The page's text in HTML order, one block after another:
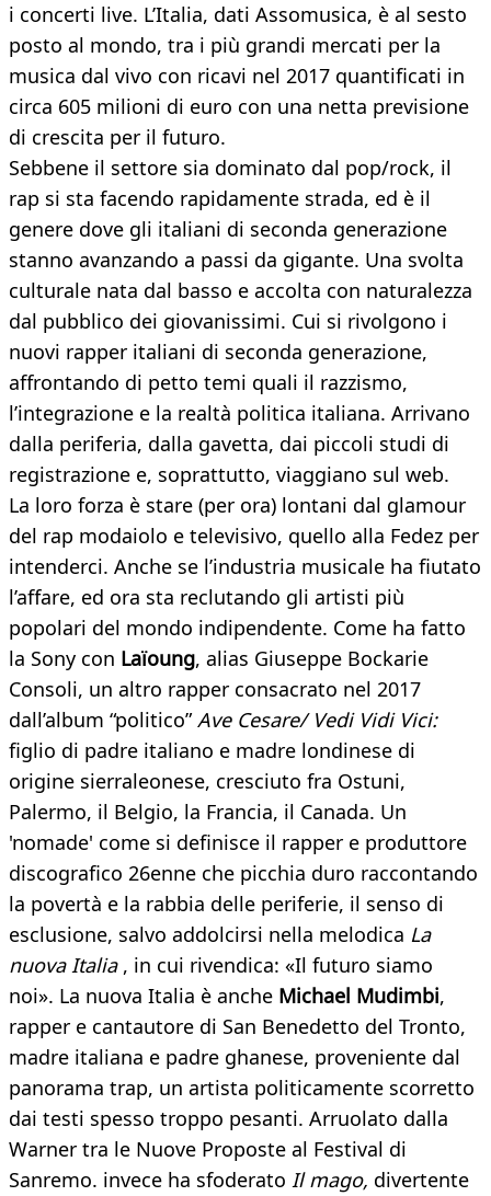
i concerti live. L’Italia, dati Assomusica, è al sesto
posto al mondo, tra i più grandi mercati per la
musica dal vivo con ricavi nel 2017 quantificati in
circa 605 milioni di euro con una netta previsione
di crescita per il futuro.
Sebbene il settore sia dominato dal pop/rock, il
rap si sta facendo rapidamente strada, ed è il
genere dove gli italiani di seconda generazione
stanno avanzando a passi da gigante. Una svolta
culturale nata dal basso e accolta con naturalezza
dal pubblico dei giovanissimi. Cui si rivolgono i
nuovi rapper italiani di seconda generazione,
affrontando di petto temi quali il razzismo,
l’integrazione e la realtà politica italiana. Arrivano
dalla periferia, dalla gavetta, dai piccoli studi di
registrazione e, soprattutto, viaggiano sul web.
La loro forza è stare (per ora) lontani dal glamour
del rap modaiolo e televisivo, quello alla Fedez per
intenderci. Anche se l’industria musicale ha fiutato
l’affare, ed ora sta reclutando gli artisti più
popolari del mondo indipendente. Come ha fatto
la Sony con Laïoung, alias Giuseppe Bockarie
Consoli, un altro rapper consacrato nel 2017
dall’album “politico”Ave Cesare/ Vedi Vidi Vici:
figlio di padre italiano e madre londinese di
origine sierraleonese, cresciuto fra Ostuni,
Palermo, il Belgio, la Francia, il Canada. Un
'nomade' come si definisce il rapper e produttore
discografico 26enne che picchia duro raccontando
la povertà e la rabbia delle periferie, il senso di
esclusione, salvo addolcirsi nella melodica La
nuova Italia, in cui rivendica: «Il futuro siamo
noi». La nuova Italia è anche Michael Mudimbi,
rapper e cantautore di San Benedetto del Tronto,
madre italiana e padre ghanese, proveniente dal
panorama trap, un artista politicamente scorretto
dai testi spesso troppo pesanti. Arruolato dalla
Warner tra le Nuove Proposte al Festival di
Sanremo. invece ha sfoderato Il mago, divertente